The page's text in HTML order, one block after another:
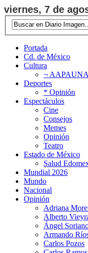
viernes, 7 de
Portada
Cd. de México
Cultura
¬
Deportes
* Opinión
Espectáculos
Cine
Consejos
Memes
Opinión
Teatro
Estado de México
Salud
Mundial 2026
Mundo
Nacional
Opinión
Adriana
Alberto
Ángel
Armando
Carlos Pozos